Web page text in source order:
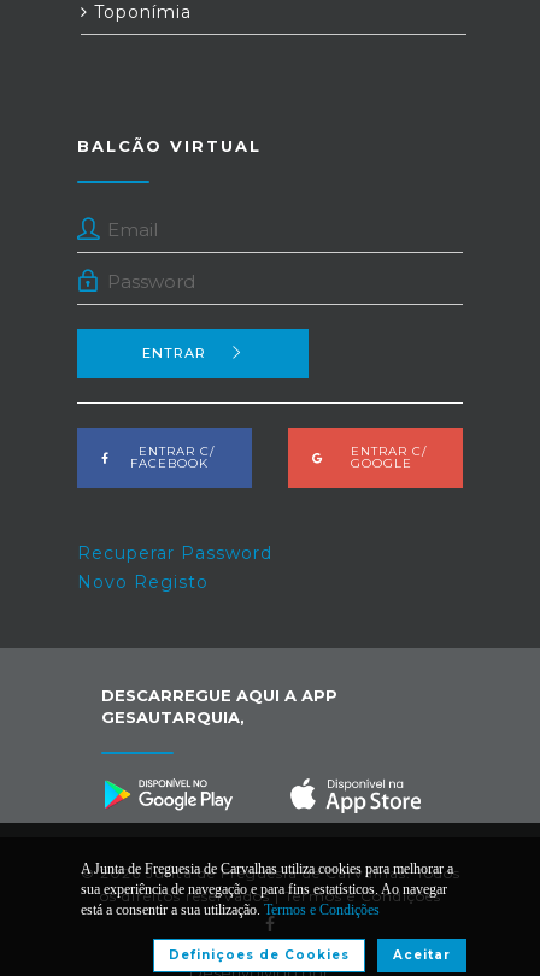
Toponímia
BALCÃO VIRTUAL
ENTRAR
ENTRAR C/
FACEBOOK
ENTRAR C/
GOOGLE
Recuperar Password
Novo Registo
DESCARREGUE AQUI A APP
GESAUTARQUIA,
© 2026 Junta de Freguesia de Carvalhas. Todos
os direitos reservados |Termos e Condições
Desenvolvido por:
A Junta de Freguesia de Carvalhas utiliza cookies para melhorar a
sua experiência de navegação e para fins estatísticos. Ao navegar
está a consentir a sua utilização. Termos e Condições
Aceitar
Definiçoes de Cookies